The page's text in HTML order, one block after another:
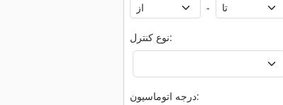
-
نوع کنترل:
درجه اتوماسیون: